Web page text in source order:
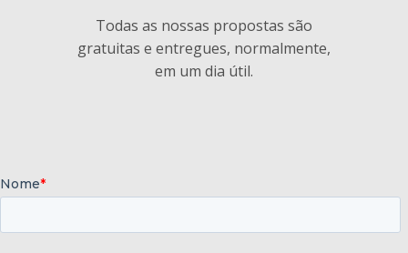
Todas as nossas propostas são
gratuitas e entregues, normalmente,
em um dia útil.